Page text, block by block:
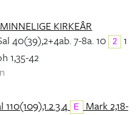
KIRKEÅR
40(39),2+4ab. 7-8a. 10 2
1
1,35-42
110(109),1.2.3.4 E Mark 2,18-